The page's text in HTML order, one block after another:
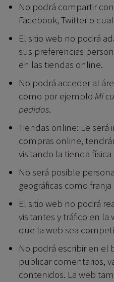
No podrá compartir
Facebook, Twitter o
El sitio web no podrá
sus preferencias
en las tiendas online.
No podrá acceder al
como por ejemplo Mi
pedidos.
Tiendas online: Le será
compras online,
visitando la tienda
No será posible
geográficas como
El sitio web no podrá
visitantes y tráfico en
que la web sea
No podrá escribir en el
publicar comentarios,
contenidos. La web